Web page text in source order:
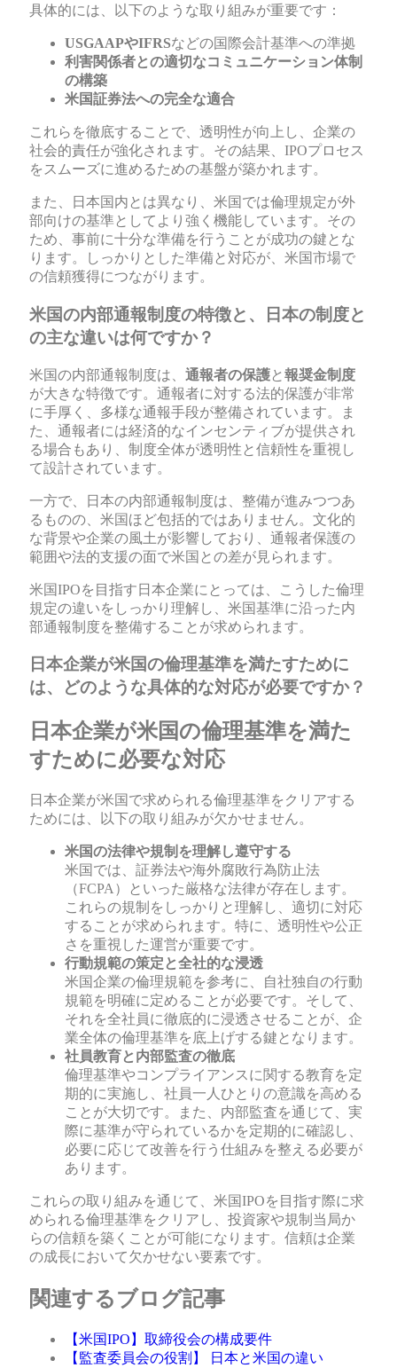
具体的には、以下のような取り組みが重要です：
USGAAPやIFRSなどの国際会計基準への準拠
利害関係者との適切なコミュニケーション体制
の構築
米国証券法への完全な適合
これらを徹底することで、透明性が向上し、企業の
社会的責任が強化されます。その結果、IPOプロセス
をスムーズに進めるための基盤が築かれます。
また、日本国内とは異なり、米国では倫理規定が外
部向けの基準としてより強く機能しています。その
ため、事前に十分な準備を行うことが成功の鍵とな
ります。しっかりとした準備と対応が、米国市場で
の信頼獲得につながります。
米国の内部通報制度の特徴と、日本の制度と
の主な違いは何ですか？
米国の内部通報制度は、 通報者の保護と報奨金制度
が大きな特徴です。通報者に対する法的保護が非常
に手厚く、多様な通報手段が整備されています。ま
た、通報者には経済的なインセンティブが提供され
る場合もあり、制度全体が透明性と信頼性を重視し
て設計されています。
一方で、日本の内部通報制度は、整備が進みつつあ
るものの、米国ほど包括的ではありません。文化的
な背景や企業の風土が影響しており、通報者保護の
範囲や法的支援の面で米国との差が見られます。
米国IPOを目指す日本企業にとっては、こうした倫理
規定の違いをしっかり理解し、米国基準に沿った内
部通報制度を整備することが求められます。
日本企業が米国の倫理基準を満たすために
は、どのような具体的な対応が必要ですか？
日本企業が米国の倫理基準を満た
すために必要な対応
日本企業が米国で求められる倫理基準をクリアする
ためには、以下の取り組みが欠かせません。
米国の法律や規制を理解し遵守する
米国では、証券法や海外腐敗行為防止法
（FCPA）といった厳格な法律が存在します。
これらの規制をしっかりと理解し、適切に対応
することが求められます。特に、透明性や公正
さを重視した運営が重要です。
行動規範の策定と全社的な浸透
米国企業の倫理規範を参考に、自社独自の行動
規範を明確に定めることが必要です。そして、
それを全社員に徹底的に浸透させることが、企
業全体の倫理基準を底上げする鍵となります。
社員教育と内部監査の徹底
倫理基準やコンプライアンスに関する教育を定
期的に実施し、社員一人ひとりの意識を高める
ことが大切です。また、内部監査を通じて、実
際に基準が守られているかを定期的に確認し、
必要に応じて改善を行う仕組みを整える必要が
あります。
これらの取り組みを通じて、米国IPOを目指す際に求
められる倫理基準をクリアし、投資家や規制当局か
らの信頼を築くことが可能になります。信頼は企業
の成長において欠かせない要素です。
関連するブログ記事
【米国IPO】取締役会の構成要件
【監査委員会の役割】 日本と米国の違い